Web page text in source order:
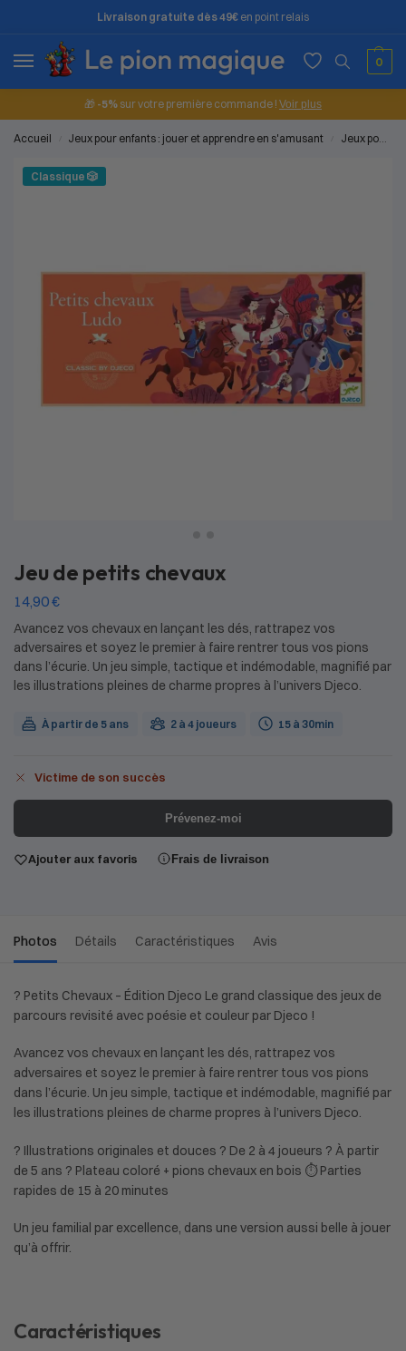
Livraison gratuite dès 49€ en point relais
0
🎁 -5% sur votre première commande ! Voir plus
Accueil Jeux pour enfants : jouer et apprendre en s'amusant Jeux pour les petits (2 à 4 ans)
Classique 🎲
Jeu de petits chevaux
14,90€
Avancez vos chevaux en lançant les dés, rattrapez vos
adversaires et soyez le premier à faire rentrer tous vos pions
dans l’écurie. Un jeu simple, tactique et indémodable, magnifié par
les illustrations pleines de charme propres à l’univers Djeco.
À partir de 5 ans 2 à 4 joueurs 15 à 30min
Victime de son succès
Prévenez-moi
Ajouter aux favoris Frais de livraison
Photos Détails Caractéristiques Avis
? Petits Chevaux – Édition Djeco Le grand classique des jeux de
parcours revisité avec poésie et couleur par Djeco !
Avancez vos chevaux en lançant les dés, rattrapez vos
adversaires et soyez le premier à faire rentrer tous vos pions
dans l’écurie. Un jeu simple, tactique et indémodable, magnifié par
les illustrations pleines de charme propres à l’univers Djeco.
? Illustrations originales et douces ? De 2 à 4 joueurs ? À partir
de 5 ans ? Plateau coloré + pions chevaux en bois ⏱️ Parties
rapides de 15 à 20 minutes
Un jeu familial par excellence, dans une version aussi belle à jouer
qu’à offrir.
Caractéristiques